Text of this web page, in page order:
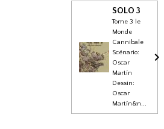
SOLO 3
Tome 3 le
Monde
Cannibale
Scénario:
Oscar
Martín
Dessin:
Oscar
Martín&n...